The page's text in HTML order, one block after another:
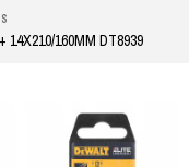
14X210/160MM DT8939